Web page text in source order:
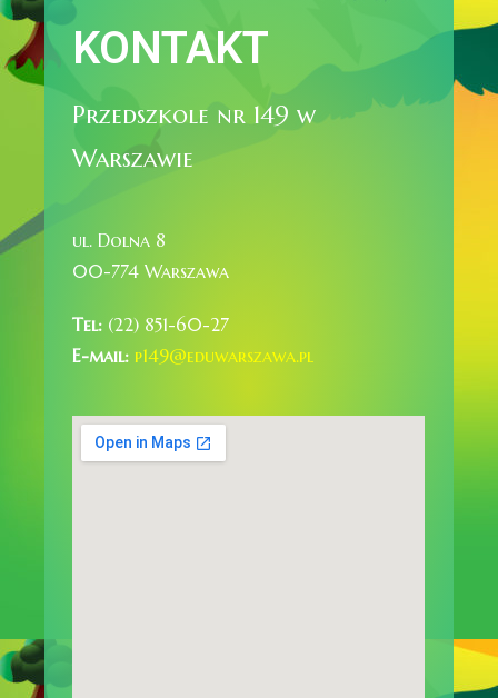
KONTAKT
Przedszkole nr 149 w
Warszawie
ul. Dolna 8
00-774 Warszawa
Tel: (22) 851-60-27
E-mail: p149@eduwarszawa.pl